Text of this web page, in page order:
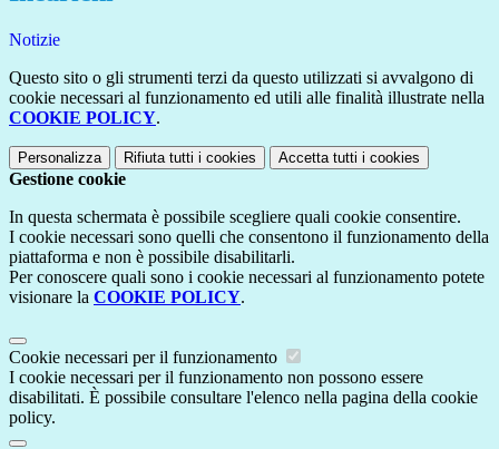
Notizie
Questo sito o gli strumenti terzi da questo utilizzati si avvalgono di
cookie necessari al funzionamento ed utili alle finalità illustrate nella
COOKIE POLICY.
Personalizza Rifiuta tutti i cookies Accetta tutti i cookies
Gestione cookie
In questa schermata è possibile scegliere quali cookie consentire.
I cookie necessari sono quelli che consentono il funzionamento della
piattaforma e non è possibile disabilitarli.
Per conoscere quali sono i cookie necessari al funzionamento potete
visionare la COOKIE POLICY.
Cookie necessari per il funzionamento
I cookie necessari per il funzionamento non possono essere
disabilitati. È possibile consultare l'elenco nella pagina della cookie
policy.